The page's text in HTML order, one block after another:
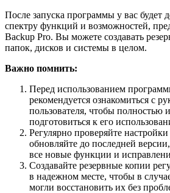
После запуска программы у вас будет
спектру функций и возможностей,
Backup Pro. Вы можете создавать
папок, дисков и системы в целом.
Важно помнить:
Перед использованием
рекомендуется ознакомиться с
пользователя, чтобы полностью
подготовиться к его
Регулярно проверяйте
обновляйте до последней
все новые функции и
Создавайте резервные копии
в надежном месте, чтобы в
могли восстановить их без